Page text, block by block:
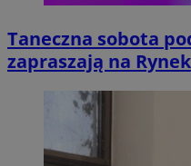
Taneczna sobota
zapraszają na Rynek